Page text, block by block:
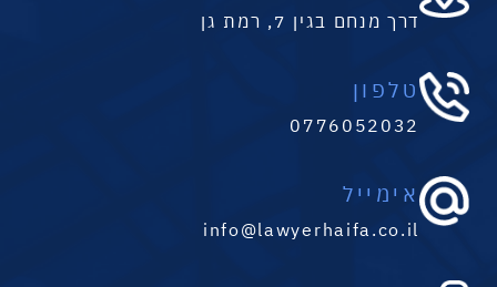
דרך מנחם בגין 7, רמת גן
טלפון
0776052032
אימייל
info@lawyerhaifa.co.il